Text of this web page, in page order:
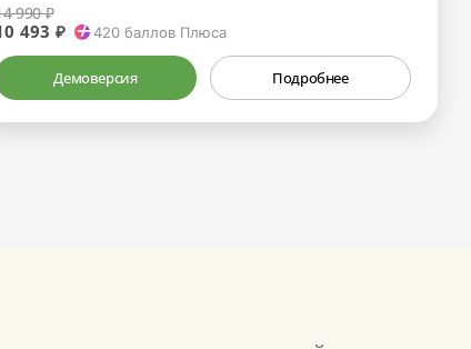
990 ₽
493 ₽ 420баллов Плюса
Демоверсия Подробнее